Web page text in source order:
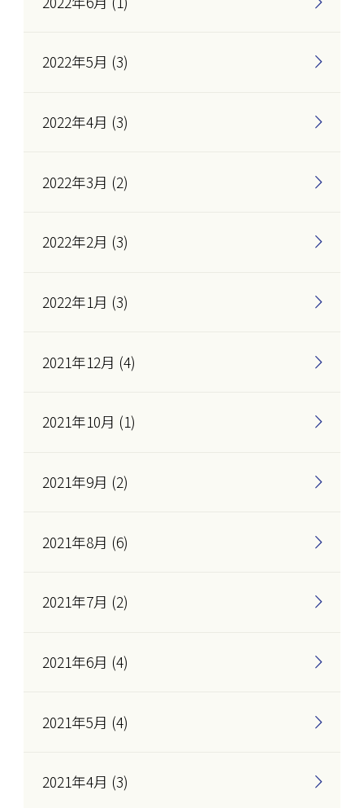
2022年5月 (3)
2022年4月 (3)
2022年3月 (2)
2022年2月 (3)
2022年1月 (3)
2021年12月 (4)
2021年10月 (1)
2021年9月 (2)
2021年8月 (6)
2021年7月 (2)
2021年6月 (4)
2021年5月 (4)
2021年4月 (3)